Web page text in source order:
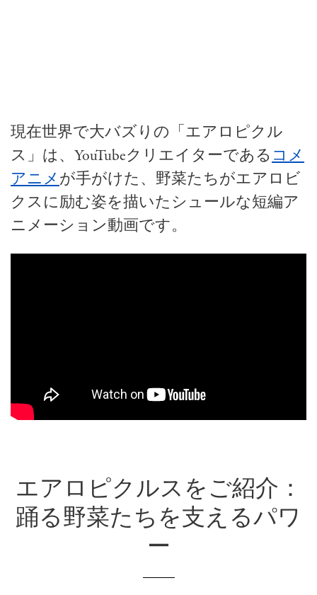
現在世界で大バズりの「エアロピクル
ス」は、YouTubeクリエイターである コメ
アニメ が手がけた、野菜たちがエアロビ
クスに励む姿を描いたシュールな短編ア
ニメーション動画です。
エアロピクルスをご紹介：
踊る野菜たちを支えるパワ
ー